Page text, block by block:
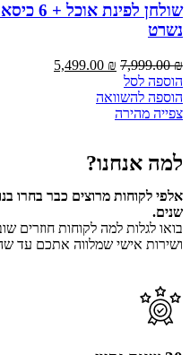
נשרט
7,999.00₪
5,499.00 ₪
הוספה לסל
הוספה להשוואה
צפייה מהירה
למה אנחנו?
אלפי לקוחות מרוצים כבר בחרו
שנים.
בואו לגלות למה לקוחות חוזרים
ושירות אישי שמלווה אתכם עד